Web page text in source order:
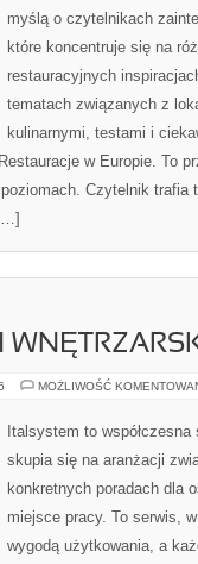
myślą o czytelnikach
które koncentruje się na
restauracyjnych
tematach związanych z
kulinarnymi, testami i
w Europie. To
Czytelnik trafia
MOŻLIWOŚĆ
Italsystem to
skupia się na aranżacji
konkretnych poradach dla
miejsce pracy. To serwis,
wygodą użytkowania, a